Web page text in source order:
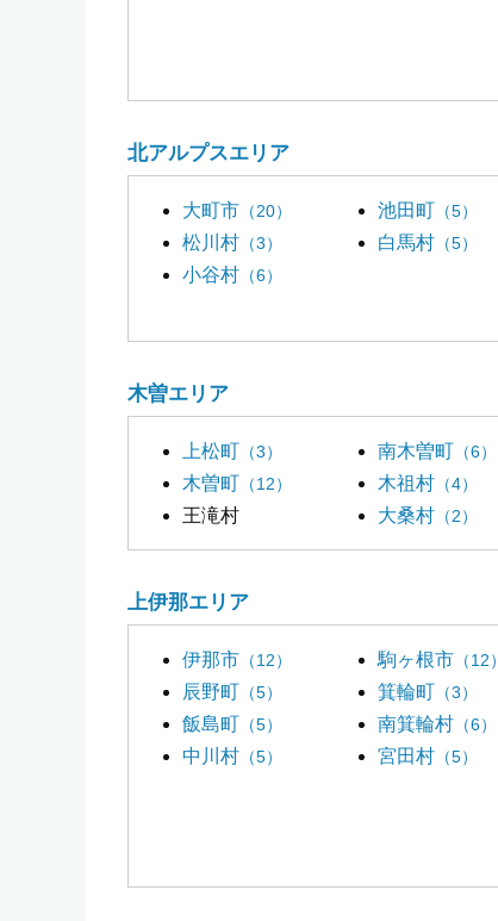
北アルプスエリア
大町市 （20） 池田町 （5）
松川村 （3） 白馬村 （5）
小谷村 （6）
木曽エリア
上松町 （3） 南木曽町 （6）
木曽町 （12） 木祖村 （4）
王滝村 大桑村 （2）
上伊那エリア
伊那市 （12） 駒ヶ根市 （12）
辰野町 （5） 箕輪町 （3）
飯島町 （5） 南箕輪村 （6）
中川村 （5） 宮田村 （5）